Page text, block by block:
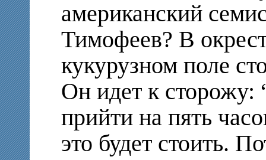
американский
Тимофеев? В
кукурузном поле
Он идет к
прийти на пять
это будет стоить.